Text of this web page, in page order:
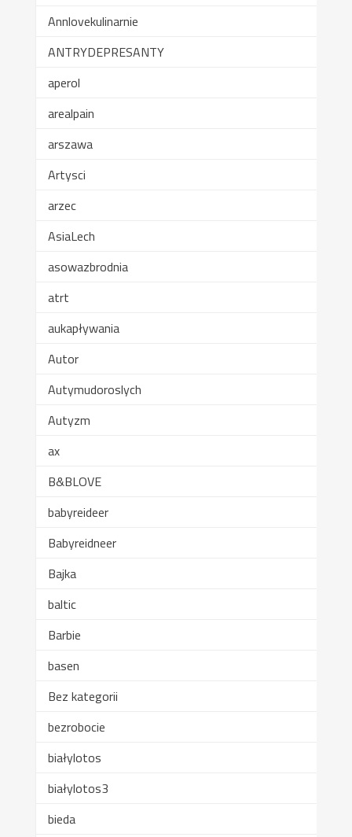
Annlovekulinarnie
ANTRYDEPRESANTY
aperol
arealpain
arszawa
Artysci
arzec
AsiaLech
asowazbrodnia
atrt
aukapływania
Autor
Autymudoroslych
Autyzm
ax
B&BLOVE
babyreideer
Babyreidneer
Bajka
baltic
Barbie
basen
Bez kategorii
bezrobocie
białylotos
białylotos3
bieda